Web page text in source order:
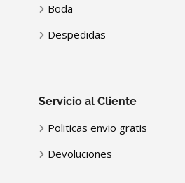
Boda
Despedidas
Servicio al Cliente
Politicas envio gratis
Devoluciones